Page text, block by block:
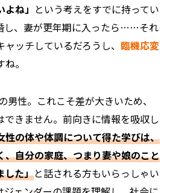
ね」 という考えをすでに持ってい
し、妻が更年期に入ったら……それ
ッチしているだろうし、 臨機応変
。
男性。これこそ差が大きいため、
できません。前向きに情報を吸収し
性の体や体調について得た学びは、
、自分の家庭、つまり妻や娘のこと
した」と話される方もいらっしゃい